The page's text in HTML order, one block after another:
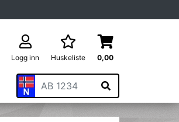
Logg inn Huskeliste 0,00